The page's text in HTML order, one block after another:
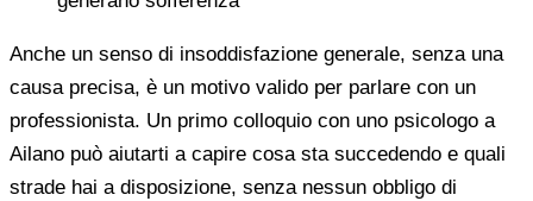
Anche un senso di insoddisfazione generale, senza una
causa precisa, è un motivo valido per parlare con un
professionista. Un primo colloquio con uno psicologo a
Ailano può aiutarti a capire cosa sta succedendo e quali
strade hai a disposizione, senza nessun obbligo di